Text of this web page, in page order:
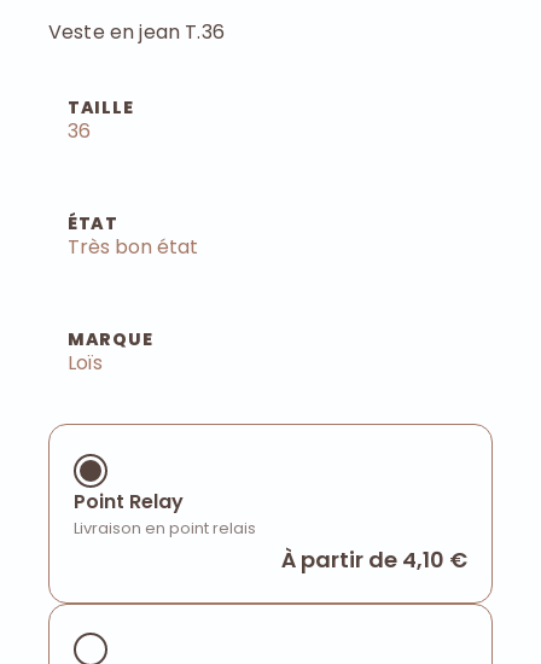
Veste en jean T.36
TAILLE
36
ÉTAT
Très bon état
MARQUE
Loïs
Point Relay
Livraison en point relais
À partir de 4,10 €